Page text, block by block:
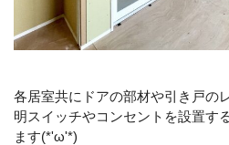
各居室共にドアの部材や引き戸の
明スイッチやコンセントを設置す
ます(*'ω'*)